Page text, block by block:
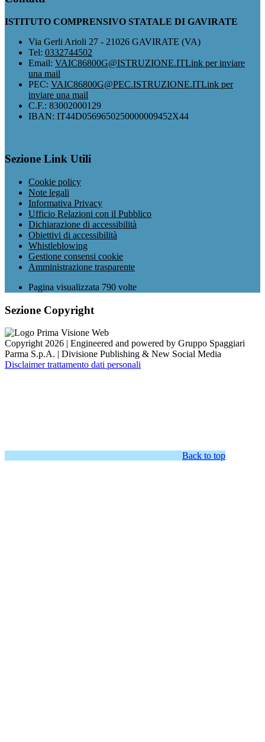
ISTITUTO COMPRENSIVO STATALE DI GAVIRATE
Via Gerli Arioli 27 - 21026 GAVIRATE (VA)
Tel: 0332744502
Email: VAIC86800G@ISTRUZIONE.ITLink per inviare
una mail
PEC: VAIC86800G@PEC.ISTRUZIONE.ITLink per
inviare una mail
C.F.: 83002000129
IBAN: IT44D0569650250000009452X44
Sezione Link Utili
Cookie policy
Note legali
Informativa Privacy
Ufficio Relazioni con il Pubblico
Dichiarazione di accessibilità
Obiettivi di accessibilità
Whistleblowing
Gestione consensi cookie
Amministrazione trasparente
Pagina visualizzata 790 volte
Sezione Copyright
Copyright 2026 | Engineered and powered by Gruppo Spaggiari
Parma S.p.A. | Divisione Publishing & New Social Media
Disclaimer trattamento dati personali
Back to top